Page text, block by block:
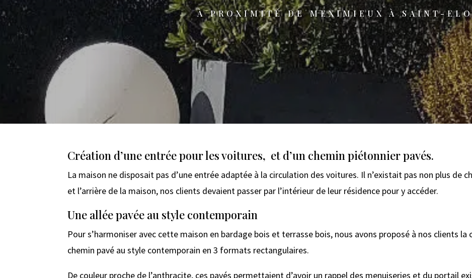
À PROXIMITÉ DE MEXIMIEUX À SAINT-
Création d’une entrée pour les voitures, et d’un chemin piétonnier pavés.
La maison ne disposait pas d’une entrée adaptée à la circulation des voitures. Il n’existait pas non plus de
et l’arrière de la maison, nos clients devaient passer par l’intérieur de leur résidence pour y accéder.
Une allée pavée au style contemporain
Pour s’harmoniser avec cette maison en bardage bois et terrasse bois, nous avons proposé à nos clients la
chemin pavé au style contemporain en 3 formats rectangulaires.
De couleur proche de l’anthracite, ces pavés permettaient d’avoir un rappel des menuiseries et du portail